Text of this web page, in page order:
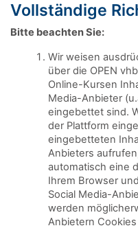
Vollständige
Bitte beachten Sie:
Wir weisen
über die OPEN
Online-Kursen
Media-Anbieter
eingebettet sind.
der Plattform
eingebetteten
Anbieters
automatisch eine
Ihrem Browser
Social Media-
werden
Anbietern